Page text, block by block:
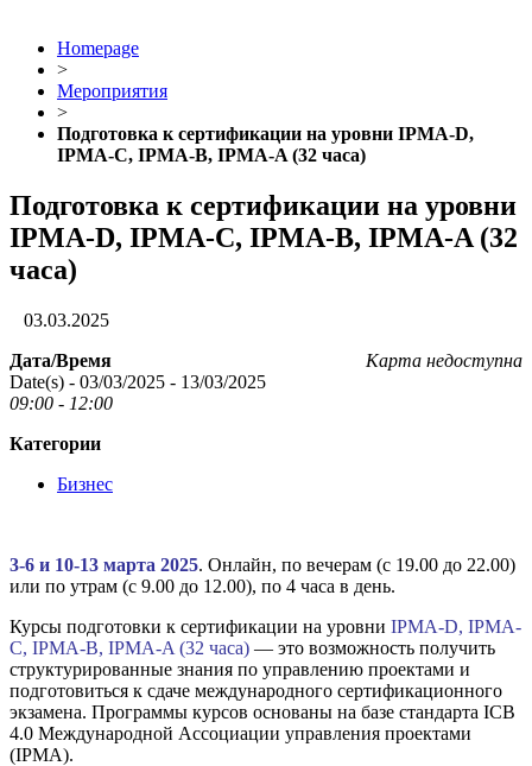
Homepage
>
Мероприятия
>
Подготовка к сертификации на уровни IPMA-D,
IPMA-C, IPMA-B, IPMA-A (32 часа)
Подготовка к сертификации на уровни
IPMA-D, IPMA-C, IPMA-B, IPMA-A (32
часа)
03.03.2025
Карта недоступна
Дата/Время
Date(s) - 03/03/2025 - 13/03/2025
09:00 - 12:00
Категории
Бизнес
3-6 и 10-13 марта 2025. Онлайн, по вечерам (с 19.00 до 22.00)
или по утрам (с 9.00 до 12.00), по 4 часа в день.
Курсы подготовки к сертификации на уровни IPMA-D, IPMA-
C, IPMA-B, IPMA-A (32 часа) — это возможность получить
структурированные знания по управлению проектами и
подготовиться к сдаче международного сертификационного
экзамена. Программы курсов основаны на базе стандарта ICB
4.0 Международной Ассоциации управления проектами
(IPMA).